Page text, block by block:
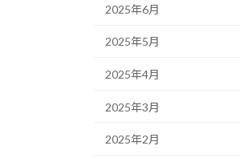
2025年6月
2025年5月
2025年4月
2025年3月
2025年2月